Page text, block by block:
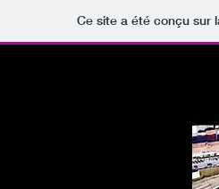
Ce site a été conçu sur